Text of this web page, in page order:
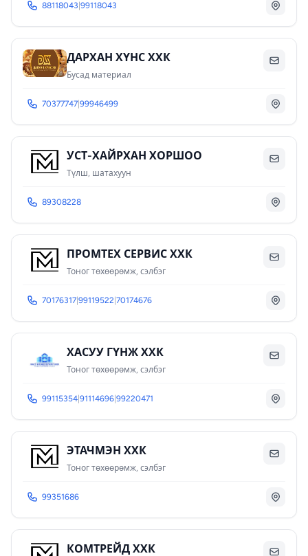
88118043 99118043
ДАРХАН ХҮНС ХХК
Бусад материал
70377747 99946499
УСТ-ХАЙРХАН ХОРШОО
Түлш, шатахуун
89308228
ПРОМТЕХ СЕРВИС ХХК
Тоног төхөөрөмж, сэлбэг
70176317 99119522 70174676
ХАСУУ ГҮНЖ ХХК
Тоног төхөөрөмж, сэлбэг
99115354 91114696 99220471
ЭТАЧМЭН ХХК
Тоног төхөөрөмж, сэлбэг
99351686
КОМТРЕЙД ХХК